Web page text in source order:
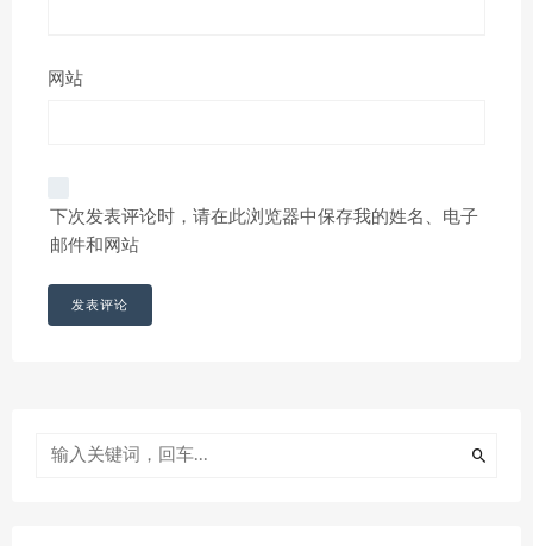
网站
下次发表评论时，请在此浏览器中保存我的姓名、电子
邮件和网站